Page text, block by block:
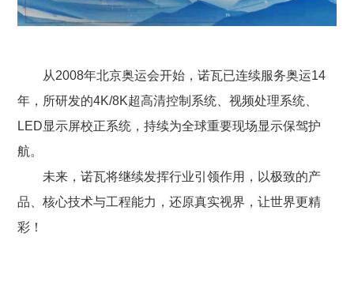
从2008年北京奥运会开始，诺瓦已连续服务奥运14
年，所研发的4K/8K超高清控制系统、视频处理系统、
LED显示屏校正系统，持续为全球重要现场显示保驾护
航。
未来，诺瓦将继续发挥行业引领作用，以极致的产
品、核心技术与工程能力，还原真实视界，让世界更精
彩！